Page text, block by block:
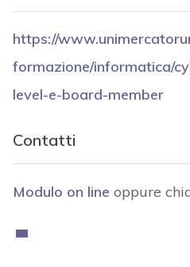
https://
formazione/informatica/
level-e-board-member
Contatti
Modulo on line oppure